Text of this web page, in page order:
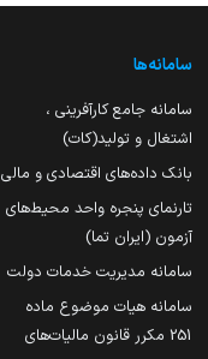
سامانه‌ها
سامانه جامع کارآفرینی ،
اشتغال و تولید(کات)
بانک داده‌های اقتصادی و مالی
تارنمای پنجره واحد محیط‌های
آزمون (ایران تما)
سامانه مدیریت خدمات دولت
سامانه هیات موضوع ماده
251 مکرر قانون مالیات‌های